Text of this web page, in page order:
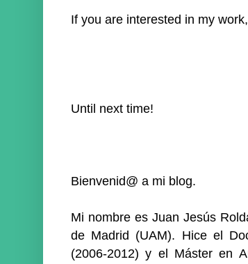
If you are interested in my
Until next time!
Bienvenid@ a mi blog.
Mi nombre es Juan Jesús
de Madrid (UAM). Hice el
(2006-2012) y el Máster en